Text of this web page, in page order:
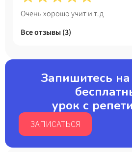
Очень хорошо учит и т.д
Все отзывы (3)
Запишитесь
урок с
ЗАПИСАТЬСЯ